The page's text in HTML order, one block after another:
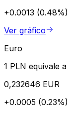
+0.0013 (0.48%)
Ver gráfico
Euro
1 PLN equivale a
0,232646 EUR
+0.0005 (0.23%)